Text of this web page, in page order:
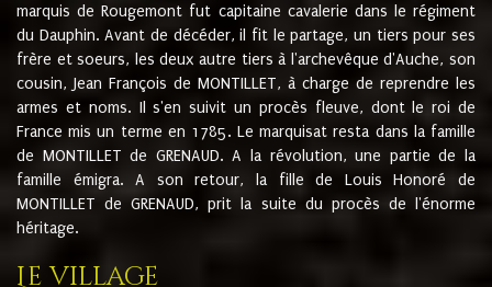
marquis de Rougemont fut capitaine cavalerie dans le régiment
du Dauphin. Avant de décéder, il fit le partage, un tiers pour ses
frère et soeurs, les deux autre tiers à l'archevêque d'Auche, son
cousin, Jean François de MONTILLET, à charge de reprendre les
armes et noms. Il s'en suivit un procès fleuve, dont le roi de
France mis un terme en 1785. Le marquisat resta dans la famille
de MONTILLET de GRENAUD. A la révolution, une partie de la
famille émigra. A son retour, la fille de Louis Honoré de
MONTILLET de GRENAUD, prit la suite du procès de l'énorme
héritage.
Le village